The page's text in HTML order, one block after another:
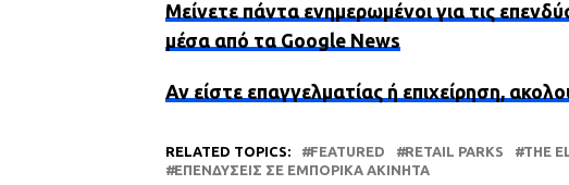
Μείνετε πάντα ενημερωμένοι για τις
μέσα από τα Google News
Αν είστε επαγγελματίας ή επιχείρηση,
RELATED TOPICS: FEATURED RETAIL PARKS THE
ΕΠΕΝΔΎΣΕΙΣ ΣΕ ΕΜΠΟΡΙΚΆ ΑΚΊΝΗΤΑ